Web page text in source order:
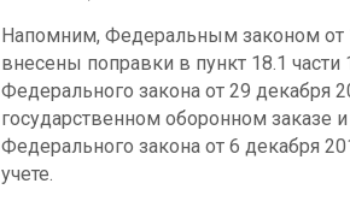
Напомним, Федеральным законом от
внесены поправки в пункт 18.1 части
Федерального закона от 29 декабря
государственном оборонном заказе
Федерального закона от 6 декабря
учете.